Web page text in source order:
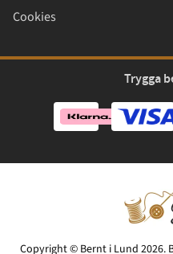
Cookies
Trygga
Copyright © Bernt i Lund 2026.